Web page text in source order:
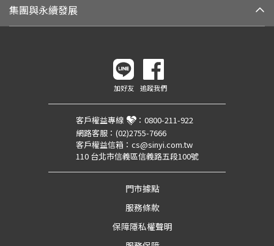
集團與永續發展
加好友 追蹤我們
客戶權益專線 ： 0800-211-922
網路客服： (02)2755-7666
客戶權益信箱： cs@sinyi.com.tw
110 台北市信義區信義路五段100號
門市據點
服務條款
保障隱私權聲明